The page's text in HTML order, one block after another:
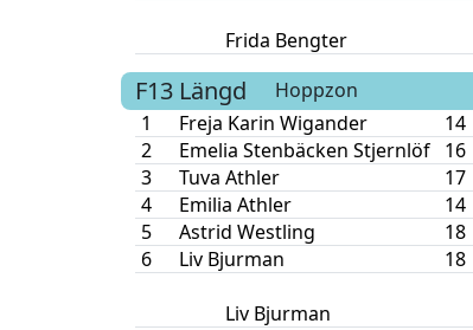
Frida Bengter
F13 Längd Hoppzon
1
Freja Karin Wigander 14
2
Emelia Stenbäcken Stjernlöf 16
3
Tuva Athler 17
4
Emilia Athler 14
5
Astrid Westling 18
6
Liv Bjurman 18
Liv Bjurman